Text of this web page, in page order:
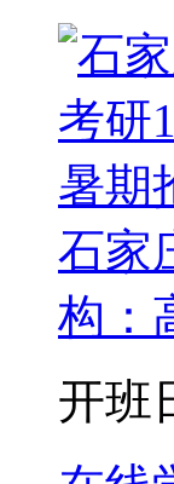
石家
构：
开班